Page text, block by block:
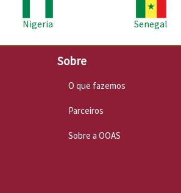
Nigeria
Senegal
Sobre
O que fazemos
Parceiros
Sobre a OOAS